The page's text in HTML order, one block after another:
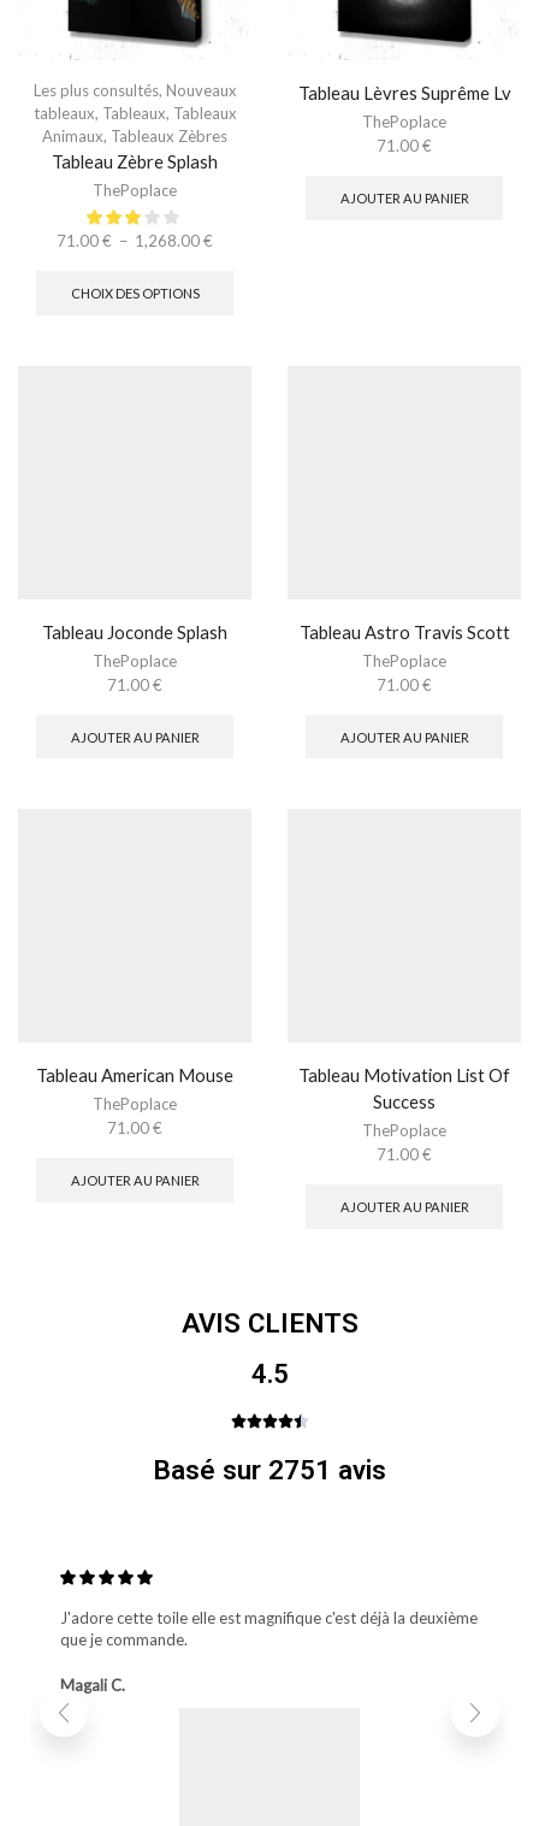
Les plus consultés, Nouveaux
tableaux, Tableaux, Tableaux
Animaux, Tableaux Zèbres
Tableau Zèbre Splash
ThePoplace
71.00€ – 1,268.00€
CHOIX DES OPTIONS
Tableau Lèvres Suprême Lv
ThePoplace
71.00€
AJOUTER AU PANIER
Tableau Joconde Splash
ThePoplace
71.00€
AJOUTER AU PANIER
Tableau Astro Travis Scott
ThePoplace
71.00€
AJOUTER AU PANIER
Tableau American Mouse
ThePoplace
71.00€
AJOUTER AU PANIER
Tableau Motivation List Of
Success
ThePoplace
71.00€
AJOUTER AU PANIER
AVIS CLIENTS
4.5

Basé sur 2751 avis
J'adore cette toile elle est magnifique c'est déjà la deuxième
que je commande.
Magali C.